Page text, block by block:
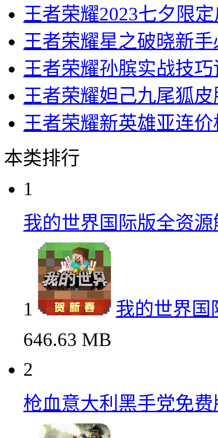
王者荣耀2023七夕限
王者荣耀星之破晓新
王者荣耀孙膑实战技
王者荣耀妲己九尾狐
王者荣耀新英雄亚连
本类排行
1
我的世界国际版全资
1
我的世界国
646.63 MB
2
枪血意大利黑手党免